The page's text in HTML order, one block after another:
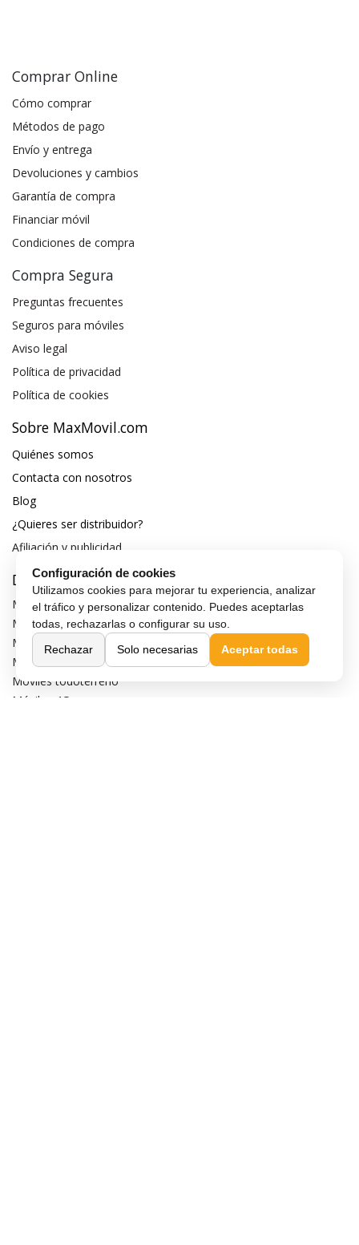
Comprar Online
Cómo comprar
Métodos de pago
Envío y entrega
Devoluciones y cambios
Garantía de compra
Financiar móvil
Condiciones de compra
Compra Segura
Preguntas frecuentes
Seguros para móviles
Aviso legal
Política de privacidad
Política de cookies
Sobre MaxMovil.com
Quiénes somos
Contacta con nosotros
Blog
¿Quieres ser distribuidor?
Afiliación y publicidad
Destacados
Móviles de gama alta
Móviles con buena cámara
Móviles sin marcos
Móviles de 6 pulgadas
Móviles todoterreno
Móviles 4G
Configuración de cookies
Utilizamos cookies para mejorar tu experiencia, analizar
el tráfico y personalizar contenido. Puedes aceptarlas
todas, rechazarlas o configurar su uso.
Rechazar
Solo necesarias Aceptar todas